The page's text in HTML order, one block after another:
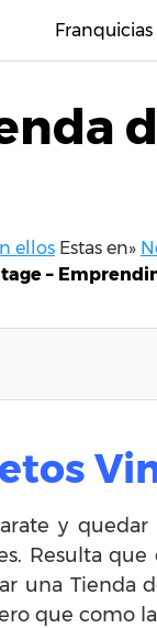
Franquicias
ellos Estas en»
–
y
Resulta
una Tienda
que como